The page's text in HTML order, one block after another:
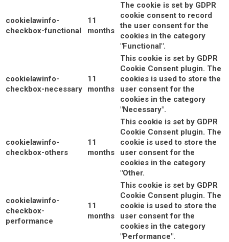
cookielawinfo-
checkbox-functional
11
months
The cookie is set by GDPR
cookie consent to record
the user consent for the
cookies in the category
"Functional".
cookielawinfo-
checkbox-necessary
11
months
This cookie is set by GDPR
Cookie Consent plugin. The
cookies is used to store the
user consent for the
cookies in the category
"Necessary".
cookielawinfo-
checkbox-others
11
months
This cookie is set by GDPR
Cookie Consent plugin. The
cookie is used to store the
user consent for the
cookies in the category
"Other.
cookielawinfo-
checkbox-
performance
11
months
This cookie is set by GDPR
Cookie Consent plugin. The
cookie is used to store the
user consent for the
cookies in the category
"Performance".